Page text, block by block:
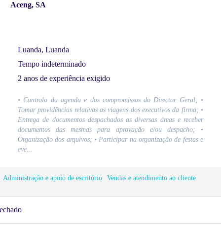
Aceng, SA
Luanda, Luanda
Tempo indeterminado
2 anos de experiência exigido
• Controlo da agenda e dos compromissos do Director Geral; •
Tomar providências relativas as viagens dos executivos da firma; •
Entrega de documentos despachados as diversas áreas e receber
documentos das mesmas para aprovação e/ou despacho; •
Organização dos arquivos; • Participar na organização de festas e
eve...
Administração e apoio de escritório Vendas e atendimento ao cliente